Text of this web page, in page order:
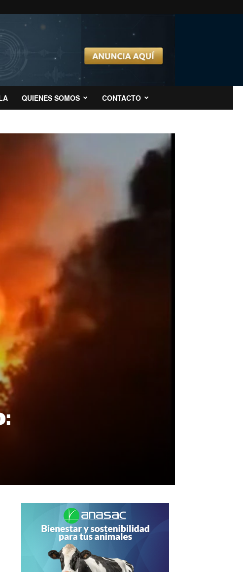
QUIENES SOMOS CONTACTO